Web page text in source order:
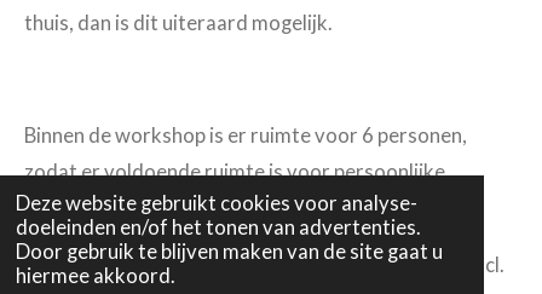
Deze website gebruikt cookies voor analyse-
doeleinden en/of het tonen van advertenties.
Door gebruik te blijven maken van de site gaat u
hiermee akkoord.
thuis, dan is dit uiteraard mogelijk.
Binnen de workshop is er ruimte voor 6 personen,
zodat er voldoende ruimte is voor persoonlijke
begeleiding.
De workshop wordt aangeboden voor ... euro p.p. incl.